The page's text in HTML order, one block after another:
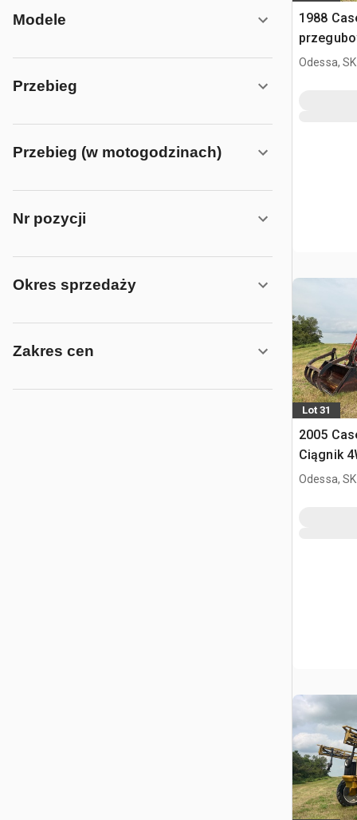
Modele
Przebieg
Przebieg (w motogodzinach)
Nr pozycji
Okres sprzedaży
Zakres cen
1988
Odessa,
Lot 31
2005
Ciągnik
Odessa,